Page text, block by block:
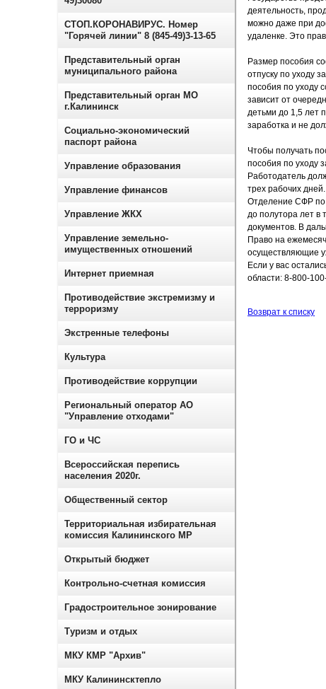
деятельность,
можно даже при
удаленке. Это
Размер пособия
отпуску по уходу
пособия по уходу
зависит от
детьми до 1,5 лет
заработка и не
Чтобы получать
пособия по уходу
Работодатель
трех рабочих дней.
Отделение СФР по
до полутора лет в
документов. В
Право на
осуществляющие
Если у вас
области: 8-800-
Возврат к списку
СТОП.КОРОНАВИРУС. Номер
"Горячей линии" 8 (845-49)3-13-65
Представительный орган
муниципального района
Представительный орган МО
г.Калининск
Социально-экономический
паспорт района
Управление образования
Управление финансов
Управление ЖКХ
Управление земельно-
имущественных отношений
Интернет приемная
Противодействие экстремизму и
терроризму
Экстренные телефоны
Культура
Противодействие коррупции
Региональный оператор АО
"Управление отходами"
ГО и ЧС
Всероссийская перепись
населения 2020г.
Общественный сектор
Территориальная избирательная
комиссия Калининского МР
Открытый бюджет
Контрольно-счетная комиссия
Градостроительное зонирование
Туризм и отдых
МКУ КМР "Архив"
МКУ Калининсктепло